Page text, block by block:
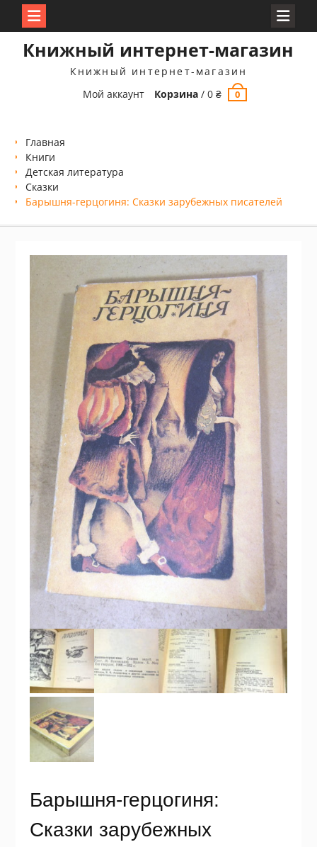
Книжный интернет-магазин
Книжный интернет-магазин
Мой аккаунт
Корзина /0₴ 0
Главная
Книги
Детская литература
Сказки
Барышня-герцогиня: Сказки зарубежных писателей
Барышня-герцогиня:
Сказки зарубежных